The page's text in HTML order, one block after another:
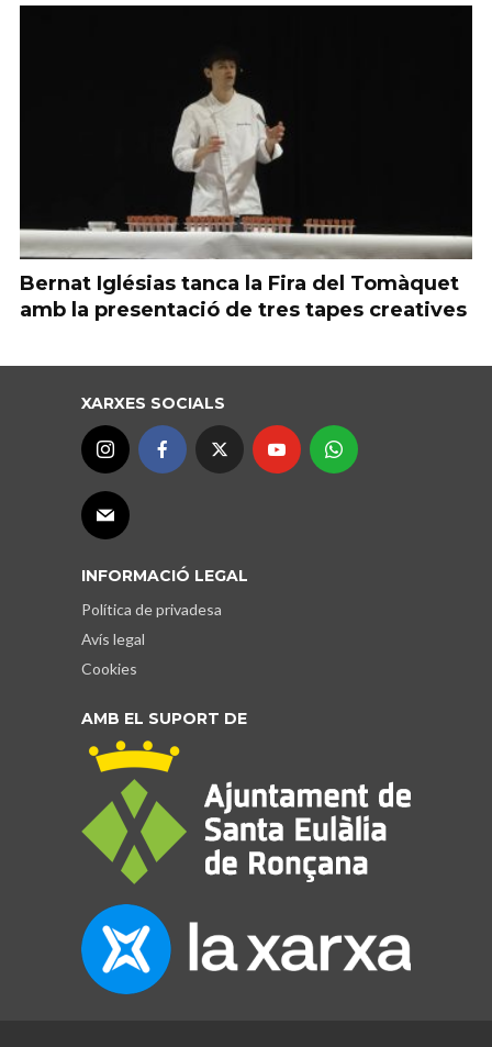
Bernat Iglésias tanca la Fira del Tomàquet
amb la presentació de tres tapes creatives
XARXES SOCIALS
INFORMACIÓ LEGAL
Política de privadesa
Avís legal
Cookies
AMB EL SUPORT DE